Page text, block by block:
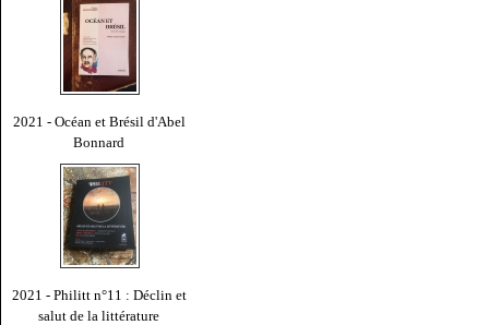
2021 - Océan et Brésil d'Abel
Bonnard
2021 - Philitt n°11 : Déclin et
salut de la littérature